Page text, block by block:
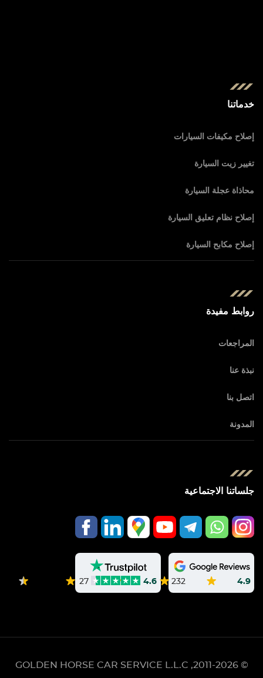
خدماتنا
إصلاح مكيفات السيارات
تغيير زيت السيارة
محاذاة عجلة السيارة
إصلاح نظام تعليق السيارة
إصلاح مكابح السيارة
روابط مفيدة
المراجعات
نبذة عنا
اتصل بنا
المدونة
جلساتنا الاجتماعية
4.9
232
4.6
27
© 2011-2026,
GOLDEN HORSE CAR SERVICE L.L.C